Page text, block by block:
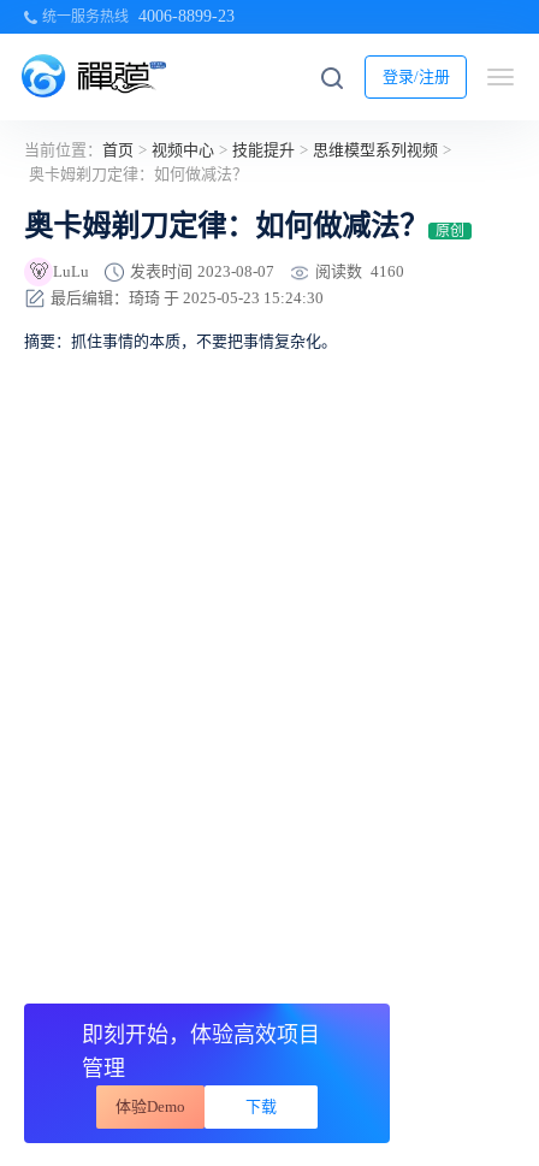
统一服务热线 4006-8899-23
登录/注册
当前位置： 首页 > 视频中心 > 技能提升 > 思维模型系列视频 >
奥卡姆剃刀定律：如何做减法？
奥卡姆剃刀定律：如何做减法？ 原创
🐻 LuLu 发表时间 2023-08-07 阅读数 4160
最后编辑：琦琦 于 2025-05-23 15:24:30
摘要：抓住事情的本质，不要把事情复杂化。
即刻开始，体验高效项目
管理
体验Demo 下载